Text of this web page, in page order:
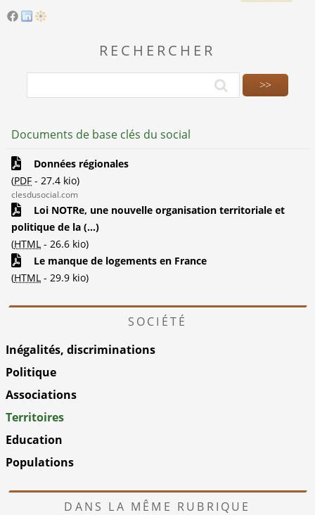
RECHERCHER
Documents de base clés du social
Données régionales
(PDF - 27.4 kio)
clesdusocial.com
Loi NOTRe, une nouvelle organisation territoriale et
politique de la (...)
(HTML - 26.6 kio)
Le manque de logements en France
(HTML - 29.9 kio)
SOCIÉTÉ
Inégalités, discriminations
Politique
Associations
Territoires
Education
Populations
DANS LA MÊME RUBRIQUE